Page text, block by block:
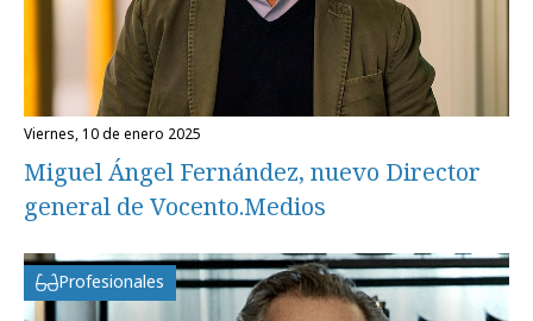
viernes, 10 de enero 2025
Miguel Ángel Fernández, nuevo Director
general de Vocento.Medios
Profesionales